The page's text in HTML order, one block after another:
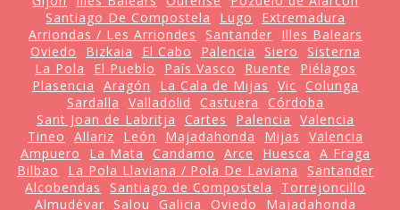
Santiago De Compostela
Lugo
Extremadura
Arriondas / Les Arriondes
Santander
Illes Balears
Oviedo
Bizkaia El Cabo Palencia Siero
Sisterna
La Pola
El Pueblo País Vasco Ruente
Piélagos
Plasencia
Aragón La Cala de Mijas Vic
Colunga
Sardalla
Valladolid Castuera
Córdoba
Sant Joan de Labritja
Cartes Palencia
Valencia
Tineo
Allariz León Majadahonda Mijas
Valencia
Ampuero
La Mata Candamo Arce Huesca
A Fraga
Bilbao
La Pola Llaviana / Pola De Laviana
Santander
Alcobendas
Santiago de Compostela
Torrejoncillo
Almudévar
Salou Galicia Oviedo
Majadahonda